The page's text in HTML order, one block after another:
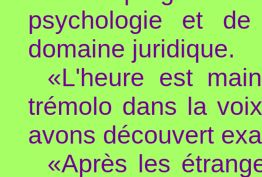
psychologie et
domaine juridique.
«L'heure est
trémolo dans la
avons découvert
«Après les